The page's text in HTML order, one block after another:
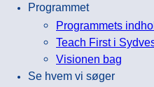
Programmet
Programmets
Teach First i
Visionen bag
Se hvem vi søger